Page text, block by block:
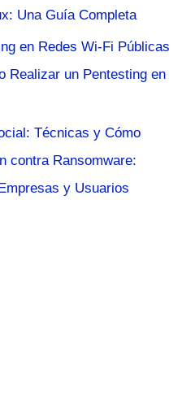
Una Guía Completa
en Redes Wi-Fi Públicas
Realizar un Pentesting en
Técnicas y Cómo
contra Ransomware:
y Usuarios